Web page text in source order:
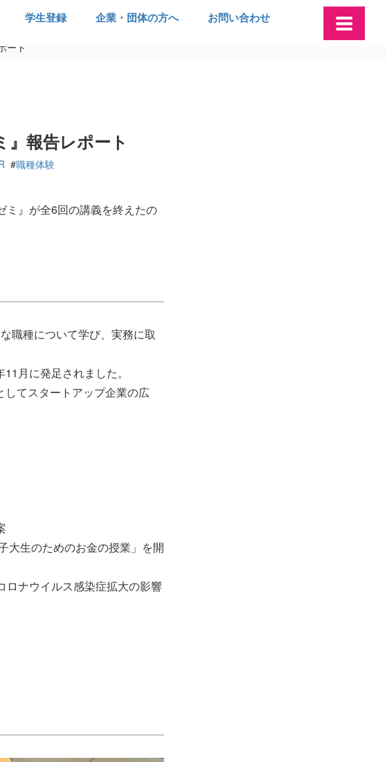
学生登録 企業・団体の方へ お問い合わせ
ート
』報告レポート
#職種体験
ミ』が全6回の講義を終えたの
職種について学び、実務に取
月に発足されました。
てスタートアップ企業の広
子大生のためのお金の授業」を開
ロナウイルス感染症拡大の影響